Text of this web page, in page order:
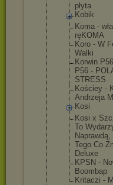
płyta
Kobik
Koma -
ręKOMA
Koro - W
Walki
Korwin
P56 -
STRESS
Kościey -
Andrzeja
Kosi
Kosi x
To
Tego Co
Deluxe
KPSN -
Boombap
Kritaczi -